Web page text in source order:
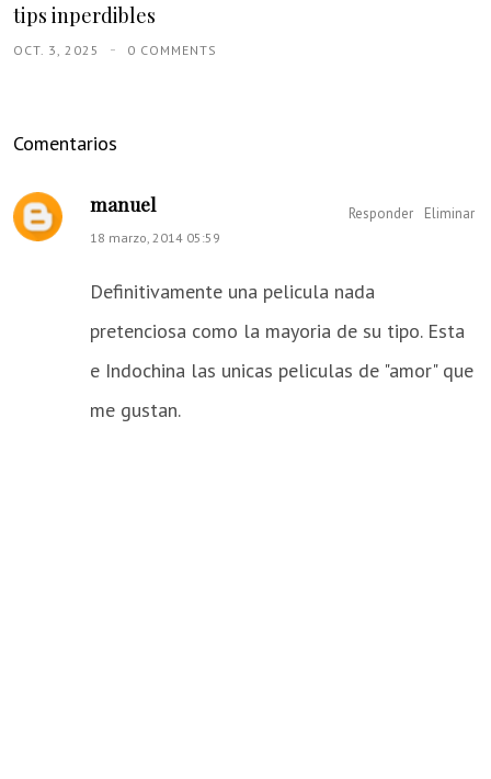
tips inperdibles
OCT. 3, 2025 0 COMMENTS
Comentarios
manuel
18 marzo, 2014 05:59
Definitivamente una pelicula nada
pretenciosa como la mayoria de su tipo. Esta
e Indochina las unicas peliculas de "amor" que
me gustan.
Responder Eliminar